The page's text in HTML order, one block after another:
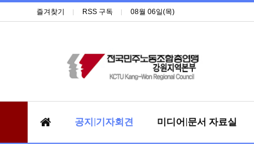
즐겨찾기 RSS 구독 08월 06일(목)
공지|기자회견 미디어|문서 자료실